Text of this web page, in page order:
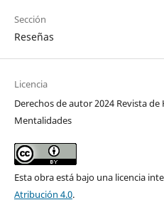
Sección
Reseñas
Licencia
Derechos de autor 2024 Revista de
Mentalidades
Esta obra está bajo una licencia
Atribución 4.0.